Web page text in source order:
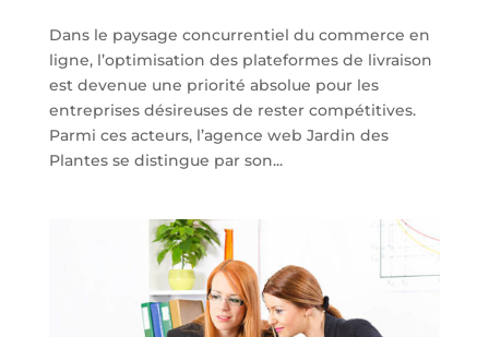
Dans le paysage concurrentiel du commerce en
ligne, l’optimisation des plateformes de livraison
est devenue une priorité absolue pour les
entreprises désireuses de rester compétitives.
Parmi ces acteurs, l’agence web Jardin des
Plantes se distingue par son...